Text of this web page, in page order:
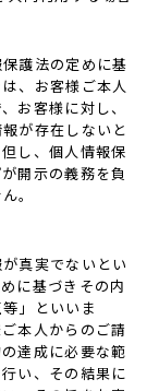
護法の定めに基
、お客様ご本人
お客様に対し、
が存在しないと
し、個人情報保
開示の義務を負
。
真実でないとい
に基づきその内
」といいま
本人からのご請
達成に必要な範
い、その結果に